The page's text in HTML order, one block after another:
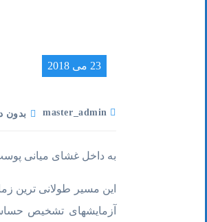
23 می 2018
بدون
به داخل غشای میانی
این مسیر طولانی ترین
آزمایشهای تشخیص